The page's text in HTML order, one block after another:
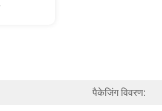
पैकेजिंग विवरण: